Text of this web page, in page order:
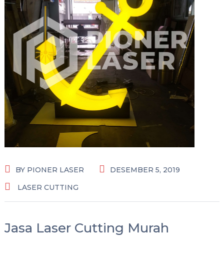
BY PIONER LASER
DESEMBER 5, 2019
LASER CUTTING
Jasa Laser Cutting Murah